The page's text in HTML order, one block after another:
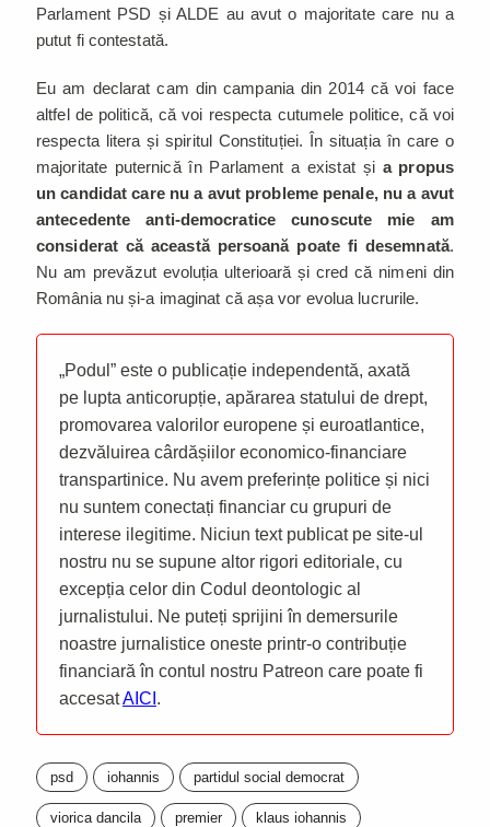
Parlament PSD și ALDE au avut o majoritate care nu a
putut fi contestată.
Eu am declarat cam din campania din 2014 că voi face
altfel de politică, că voi respecta cutumele politice, că voi
respecta litera și spiritul Constituției. În situația în care o
majoritate puternică în Parlament a existat și a propus
un candidat care nu a avut probleme penale, nu a avut
antecedente anti-democratice cunoscute mie am
considerat că această persoană poate fi desemnată.
Nu am prevăzut evoluția ulterioară și cred că nimeni din
România nu și-a imaginat că așa vor evolua lucrurile.
„Podul” este o publicație independentă, axată
pe lupta anticorupție, apărarea statului de drept,
promovarea valorilor europene și euroatlantice,
dezvăluirea cârdășiilor economico-financiare
transpartinice. Nu avem preferințe politice și nici
nu suntem conectați financiar cu grupuri de
interese ilegitime. Niciun text publicat pe site-ul
nostru nu se supune altor rigori editoriale, cu
excepția celor din Codul deontologic al
jurnalistului. Ne puteți sprijini în demersurile
noastre jurnalistice oneste printr-o contribuție
financiară în contul nostru Patreon care poate fi
accesatAICI .
psd iohannis partidul social democrat
viorica dancila premier klaus iohannis